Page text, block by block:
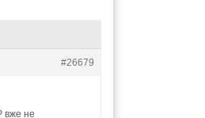
#26679
вже не